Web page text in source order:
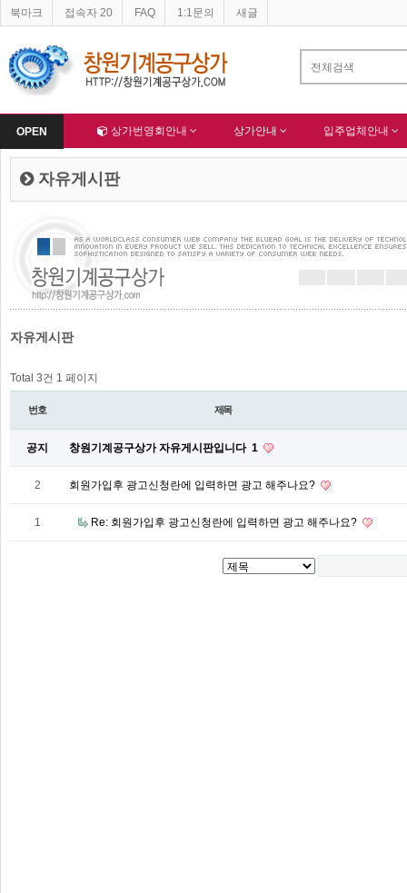
OPEN
북마크 접속자 20 FAQ 1:1문의 새글
이버 등록완료 - 알림 한국종합산업(주) 회원님 가입을 축하드립니다 !
Home 상가번영회안내 상가안내 입주업체안내
자유게시판
자유게시판
Total 3건 1 페이지
번호 제목
공지 창원기계공구상가 자유게시판입니다 1
2 회원가입후 광고신청란에 입력하면 광고 해주나요?
1 Re: 회원가입후 광고신청란에 입력하면 광고 해주나요?